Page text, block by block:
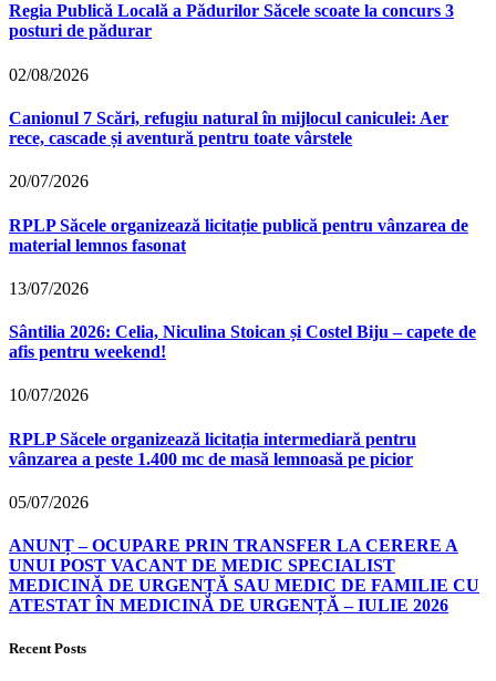
Regia Publică Locală a Pădurilor Săcele scoate la concurs 3
posturi de pădurar
02/08/2026
Canionul 7 Scări, refugiu natural în mijlocul caniculei: Aer
rece, cascade și aventură pentru toate vârstele
20/07/2026
RPLP Săcele organizează licitație publică pentru vânzarea de
material lemnos fasonat
13/07/2026
Sântilia 2026: Celia, Niculina Stoican și Costel Biju – capete de
afis pentru weekend!
10/07/2026
RPLP Săcele organizează licitația intermediară pentru
vânzarea a peste 1.400 mc de masă lemnoasă pe picior
05/07/2026
ANUNȚ – OCUPARE PRIN TRANSFER LA CERERE A
UNUI POST VACANT DE MEDIC SPECIALIST
MEDICINĂ DE URGENȚĂ SAU MEDIC DE FAMILIE CU
ATESTAT ÎN MEDICINĂ DE URGENȚĂ – IULIE 2026
Recent Posts